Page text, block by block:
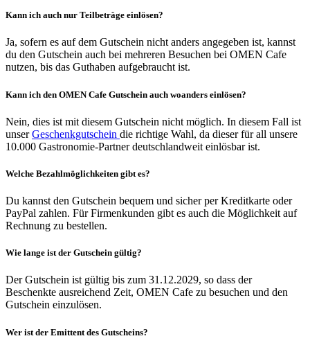
Kann ich auch nur Teilbeträge einlösen?
Ja, sofern es auf dem Gutschein nicht anders angegeben ist, kannst
du den Gutschein auch bei mehreren Besuchen bei OMEN Cafe
nutzen, bis das Guthaben aufgebraucht ist.
Kann ich den OMEN Cafe Gutschein auch woanders einlösen?
Nein, dies ist mit diesem Gutschein nicht möglich. In diesem Fall ist
unserGeschenkgutschein die richtige Wahl, da dieser für all unsere
10.000 Gastronomie-Partner deutschlandweit einlösbar ist.
Welche Bezahlmöglichkeiten gibt es?
Du kannst den Gutschein bequem und sicher per Kreditkarte oder
PayPal zahlen. Für Firmenkunden gibt es auch die Möglichkeit auf
Rechnung zu bestellen.
Wie lange ist der Gutschein gültig?
Der Gutschein ist gültig bis zum 31.12.2029, so dass der
Beschenkte ausreichend Zeit, OMEN Cafe zu besuchen und den
Gutschein einzulösen.
Wer ist der Emittent des Gutscheins?